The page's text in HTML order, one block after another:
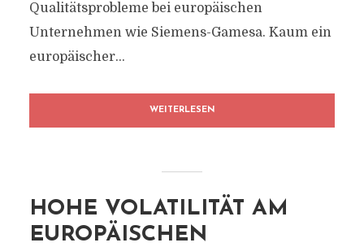
Qualitätsprobleme bei europäischen
Unternehmen wie Siemens-Gamesa. Kaum ein
europäischer...
WEITERLESEN
HOHE VOLATILITÄT AM
EUROPÄISCHEN